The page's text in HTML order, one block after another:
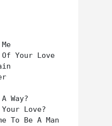
Your Love
Way?
Love?